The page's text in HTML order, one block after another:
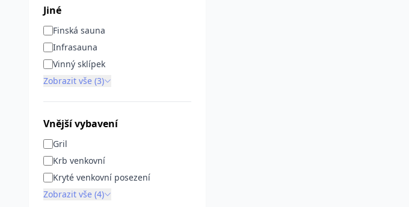
Jiné
Finská sauna
Infrasauna
Vinný sklípek
Zobrazit vše (3)
Vnější vybavení
Gril
Krb venkovní
Kryté venkovní posezení
Zobrazit vše (4)